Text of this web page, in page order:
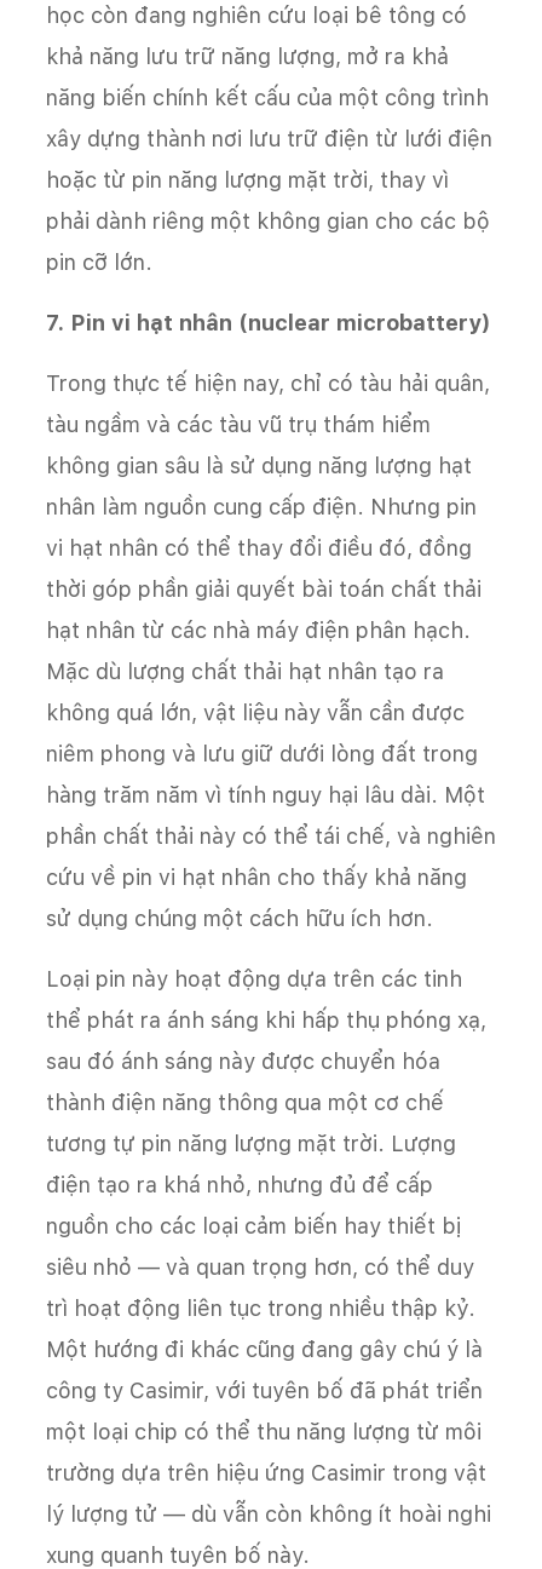
học còn đang nghiên cứu loại bê tông có
khả năng lưu trữ năng lượng, mở ra khả
năng biến chính kết cấu của một công trình
xây dựng thành nơi lưu trữ điện từ lưới điện
hoặc từ pin năng lượng mặt trời, thay vì
phải dành riêng một không gian cho các bộ
pin cỡ lớn.
7. Pin vi hạt nhân (nuclear microbattery)
Trong thực tế hiện nay, chỉ có tàu hải quân,
tàu ngầm và các tàu vũ trụ thám hiểm
không gian sâu là sử dụng năng lượng hạt
nhân làm nguồn cung cấp điện. Nhưng pin
vi hạt nhân có thể thay đổi điều đó, đồng
thời góp phần giải quyết bài toán chất thải
hạt nhân từ các nhà máy điện phân hạch.
Mặc dù lượng chất thải hạt nhân tạo ra
không quá lớn, vật liệu này vẫn cần được
niêm phong và lưu giữ dưới lòng đất trong
hàng trăm năm vì tính nguy hại lâu dài. Một
phần chất thải này có thể tái chế, và nghiên
cứu về pin vi hạt nhân cho thấy khả năng
sử dụng chúng một cách hữu ích hơn.
Loại pin này hoạt động dựa trên các tinh
thể phát ra ánh sáng khi hấp thụ phóng xạ,
sau đó ánh sáng này được chuyển hóa
thành điện năng thông qua một cơ chế
tương tự pin năng lượng mặt trời. Lượng
điện tạo ra khá nhỏ, nhưng đủ để cấp
nguồn cho các loại cảm biến hay thiết bị
siêu nhỏ — và quan trọng hơn, có thể duy
trì hoạt động liên tục trong nhiều thập kỷ.
Một hướng đi khác cũng đang gây chú ý là
công ty Casimir, với tuyên bố đã phát triển
một loại chip có thể thu năng lượng từ môi
trường dựa trên hiệu ứng Casimir trong vật
lý lượng tử — dù vẫn còn không ít hoài nghi
xung quanh tuyên bố này.